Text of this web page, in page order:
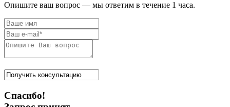
Опишите ваш вопрос — мы ответим в течение 1 часа.
Спасибо!